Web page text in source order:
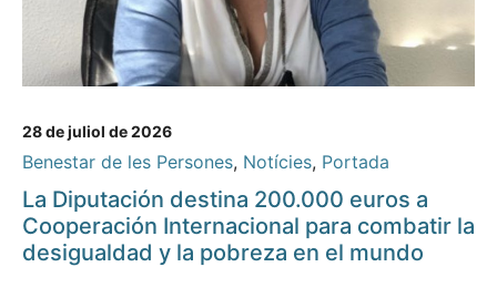
28 de juliol de 2026
Benestar de les Persones, Notícies, Portada
La Diputación destina 200.000 euros a
Cooperación Internacional para combatir la
desigualdad y la pobreza en el mundo